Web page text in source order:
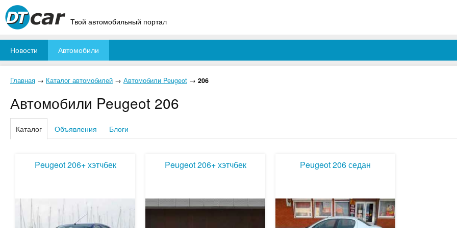
Твой автомобильный портал
Новости Автомобили
Главная → Каталог автомобилей → Автомобили Peugeot → 206
Автомобили Peugeot 206
Каталог Объявления Блоги
Peugeot 206+ хэтчбек Peugeot 206+ хэтчбек Peugeot 206 седан